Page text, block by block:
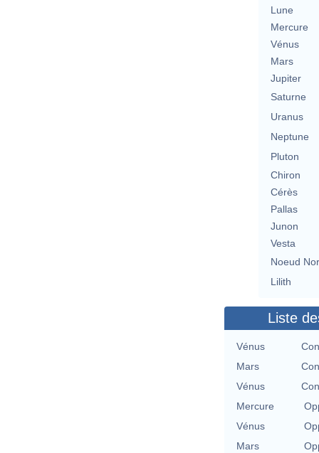
Lune
Mercure
Vénus
Mars
Jupiter
Saturne
Uranus
Neptune
Pluton
Chiron
Cérès
Pallas
Junon
Vesta
Noeud
Lilith
Liste
Vénus
Mars
Vénus
Mercure
Vénus
Mars